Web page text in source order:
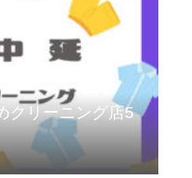
クリーニング店5